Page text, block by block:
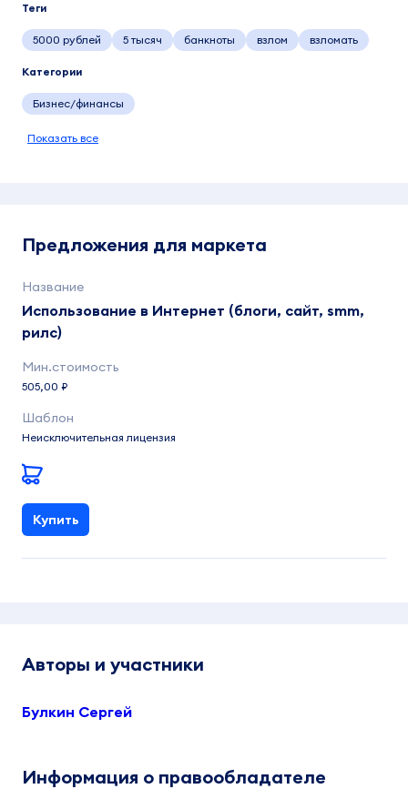
Теги
5000 рублей 5 тысяч банкноты взлом взломать
Категории
Бизнес/финансы
Показать все
Предложения для маркета
Использование в Интернет (блоги, сайт, smm,
рилс)
505,00 ₽
Неисключительная лицензия
Купить
Авторы и участники
Булкин Сергей
Информация о правообладателе